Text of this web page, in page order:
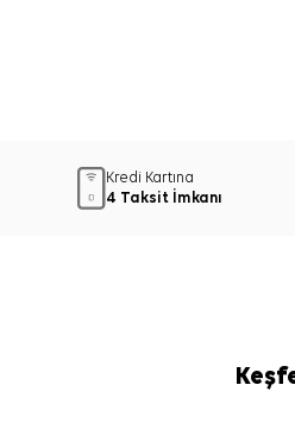
Kredi Kartına
4 Taksit İmkanı